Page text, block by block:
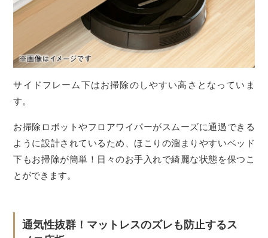
サイドフレーム下はお掃除のしやすい高さとなっていま
す。
お掃除ロボットやフロアワイパーがスムーズに通過できる
ように設計されているため、ほこりの溜まりやすいベッド
下もお掃除が簡単！日々のお手入れで綺麗な状態を保つこ
とができます。
通気性抜群！マットレスのズレも防止するス